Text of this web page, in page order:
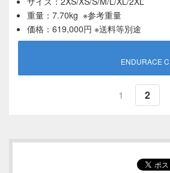
重量：7.70kg ※参考重量
価格：619,000円 ※送料等別途
ENDURACE
1 2